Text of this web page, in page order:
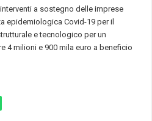
a sostegno delle imprese
epidemiologica Covid-19 per il
e tecnologico per un
4 milioni e 900 mila euro a beneficio